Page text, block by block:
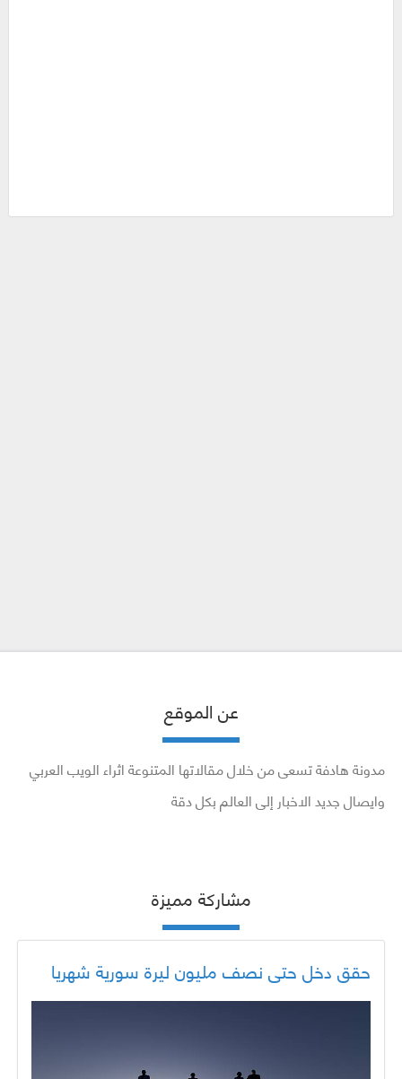
عن الموقع
مدونة هادفة تسعى من خلال مقالاتها المتنوعة اثراء الويب العربي
وايصال جديد الاخبار إلى العالم بكل دقة
مشاركة مميزة
حقق دخل حتى نصف مليون ليرة سورية شهريا